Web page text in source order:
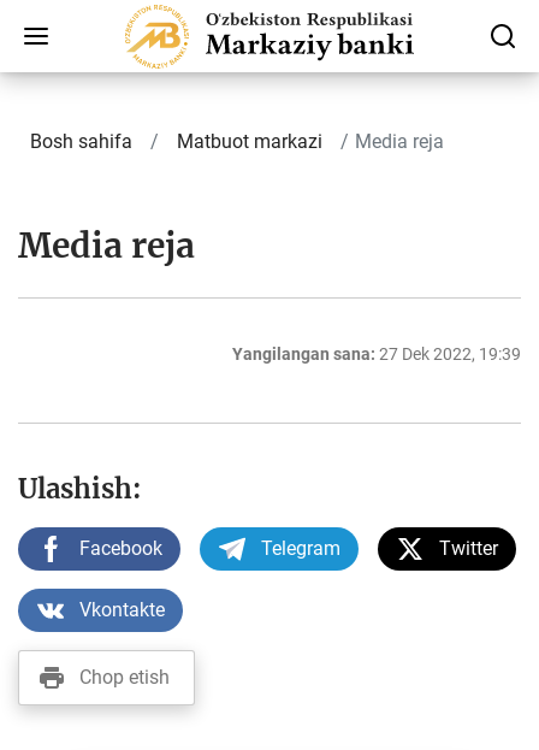
Bosh sahifa Matbuot markazi Media reja
Media reja
Yangilangan sana: 27 Dek 2022, 19:39
Ulashish:
Facebook Telegram Twitter
Vkontakte
Chop etish